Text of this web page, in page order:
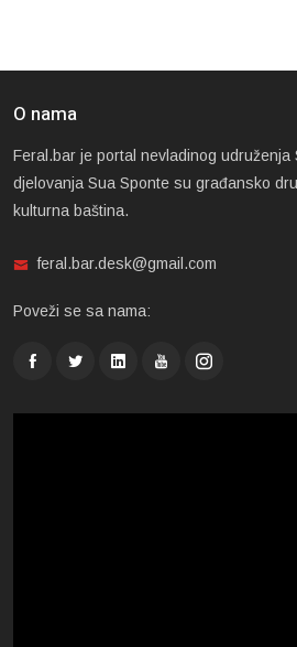
O nama
Feral.bar je portal nevladinog udruženja
djelovanja Sua Sponte su građansko
kulturna baština.
feral.bar.desk@gmail.com
Poveži se sa nama: